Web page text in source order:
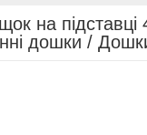
на
дошки /